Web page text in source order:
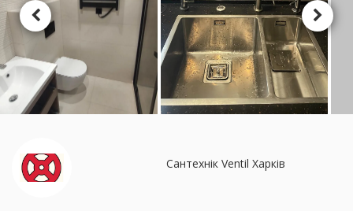
Сантехнік Ventil Харків